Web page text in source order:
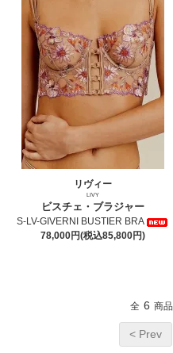
リヴィー
LIVY
ビスチェ・ブラジャー
S-LV-GIVERNI BUSTIER BRA
78,000円(税込85,800円)
全 6 商品
< Prev